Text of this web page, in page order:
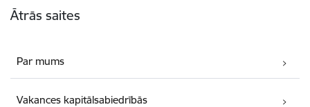
Ātrās saites
Par mums
Vakances kapitālsabiedrībās